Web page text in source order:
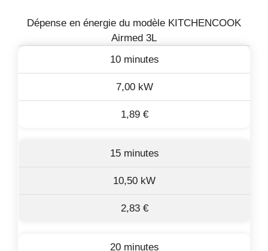
Dépense en énergie du modèle KITCHENCOOK
Airmed 3L
10 minutes
7,00 kW
1,89 €
15 minutes
10,50 kW
2,83 €
20 minutes